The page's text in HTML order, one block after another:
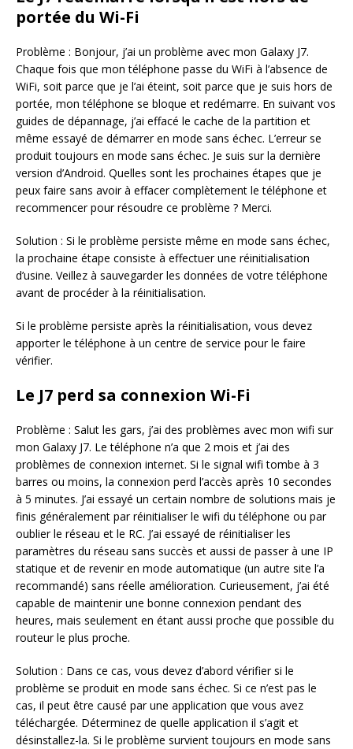
portée du Wi-Fi
Problème : Bonjour, j’ai un problème avec mon Galaxy J7.
Chaque fois que mon téléphone passe du WiFi à l’absence de
WiFi, soit parce que je l’ai éteint, soit parce que je suis hors de
portée, mon téléphone se bloque et redémarre. En suivant vos
guides de dépannage, j’ai effacé le cache de la partition et
même essayé de démarrer en mode sans échec. L’erreur se
produit toujours en mode sans échec. Je suis sur la dernière
version d’Android. Quelles sont les prochaines étapes que je
peux faire sans avoir à effacer complètement le téléphone et
recommencer pour résoudre ce problème ? Merci.
Solution : Si le problème persiste même en mode sans échec,
la prochaine étape consiste à effectuer une réinitialisation
d’usine. Veillez à sauvegarder les données de votre téléphone
avant de procéder à la réinitialisation.
Si le problème persiste après la réinitialisation, vous devez
apporter le téléphone à un centre de service pour le faire
vérifier.
Le J7 perd sa connexion Wi-Fi
Problème : Salut les gars, j’ai des problèmes avec mon wifi sur
mon Galaxy J7. Le téléphone n’a que 2 mois et j’ai des
problèmes de connexion internet. Si le signal wifi tombe à 3
barres ou moins, la connexion perd l’accès après 10 secondes
à 5 minutes. J’ai essayé un certain nombre de solutions mais je
finis généralement par réinitialiser le wifi du téléphone ou par
oublier le réseau et le RC. J’ai essayé de réinitialiser les
paramètres du réseau sans succès et aussi de passer à une IP
statique et de revenir en mode automatique (un autre site l’a
recommandé) sans réelle amélioration. Curieusement, j’ai été
capable de maintenir une bonne connexion pendant des
heures, mais seulement en étant aussi proche que possible du
routeur le plus proche.
Solution : Dans ce cas, vous devez d’abord vérifier si le
problème se produit en mode sans échec. Si ce n’est pas le
cas, il peut être causé par une application que vous avez
téléchargée. Déterminez de quelle application il s’agit et
désinstallez-la. Si le problème survient toujours en mode sans